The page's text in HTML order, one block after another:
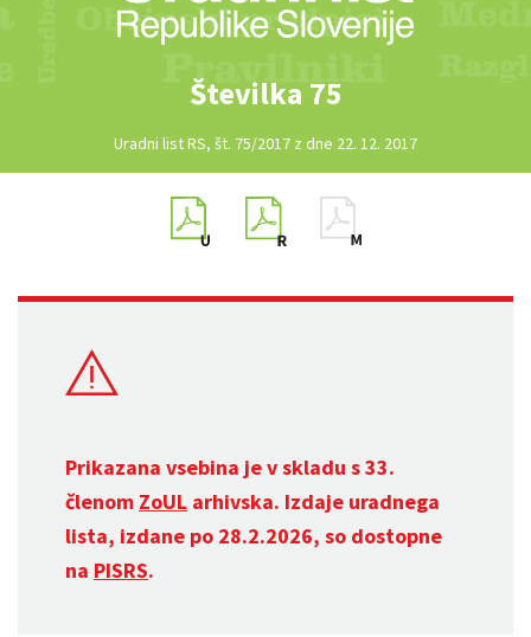
Številka 75
Uradni list RS, št. 75/2017 z dne 22. 12. 2017
Prikazana vsebina je v skladu s 33.
členom ZoUL arhivska. Izdaje uradnega
lista, izdane po 28.2.2026, so dostopne
na PISRS.